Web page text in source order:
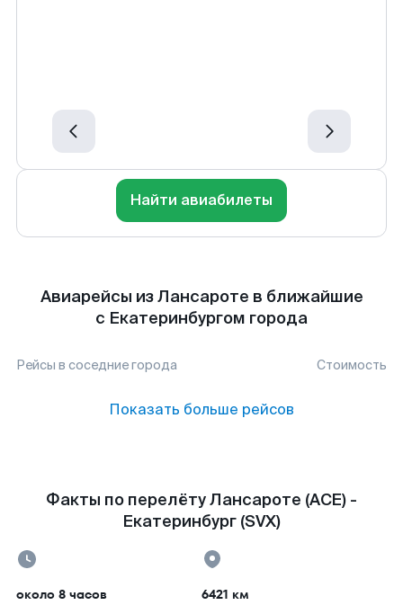
Найти авиабилеты
Авиарейсы из Лансароте в ближайшие
с Екатеринбургом города
Рейсы в соседние города Стоимость
Показать больше рейсов
Факты по перелёту Лансароте (ACE) -
Екатеринбург (SVX)
около 8 часов 6421 км